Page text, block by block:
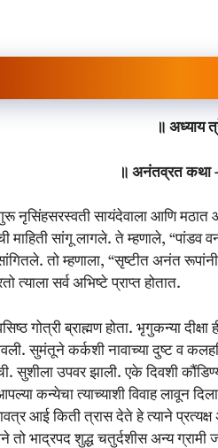
॥ अध्याय
॥ अनंतव्रत कथा
नृसिंहसरस्वती सायंदेवाला आणि मठात
माहिती सांगू लागले. ते म्हणाले, “पांडव
तो म्हणाला, “सृष्टीत अनंत
सर्व अभिष्टे प्राप्त होतात.
गोत्री ब्राह्मण होता. भृगुकन्या दीक्षा
सुमंतूने कर्कशी नावाच्या दुष्ट व
सुशीला उपवर झाली. एके दिवशी
कन्येचा त्याच्याशी विवाह लावून
आई किती त्रास देते हे त्याने
तो भाद्रपद शुद्ध चतुर्दशीस अन्य ग्रामी